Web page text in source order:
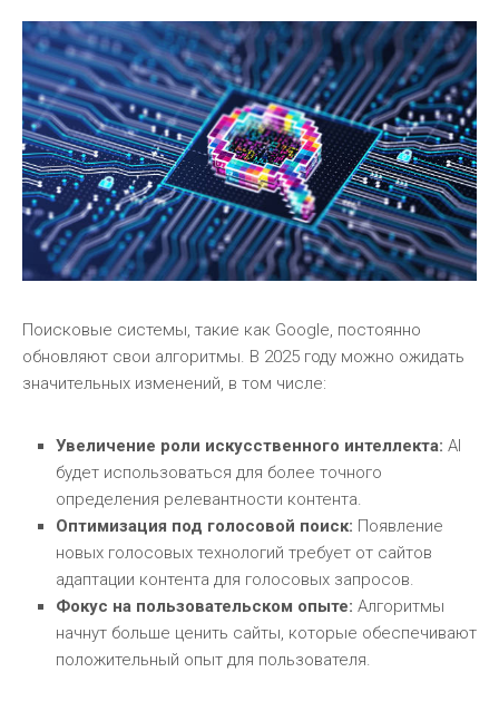
Поисковые системы, такие как Google, постоянно
обновляют свои алгоритмы. В 2025 году можно ожидать
значительных изменений, в том числе:
Увеличение роли искусственного интеллекта: AI
будет использоваться для более точного
определения релевантности контента.
Оптимизация под голосовой поиск: Появление
новых голосовых технологий требует от сайтов
адаптации контента для голосовых запросов.
Фокус на пользовательском опыте: Алгоритмы
начнут больше ценить сайты, которые обеспечивают
положительный опыт для пользователя.